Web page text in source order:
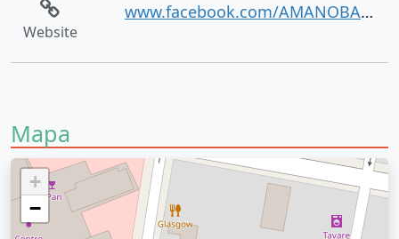
Website
www.facebook.com/AMANOBARR/
Mapa
+
−